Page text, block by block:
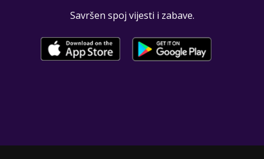
Savršen spoj vijesti i zabave.